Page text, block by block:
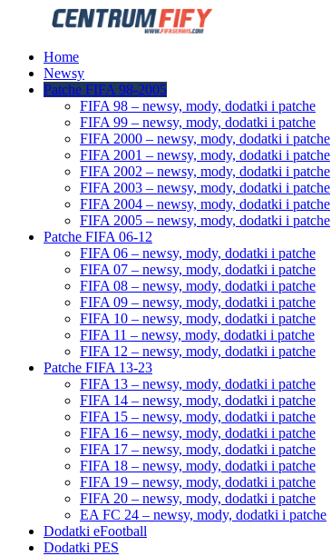
Home
Newsy
Patche FIFA 98-2005
FIFA 98 – newsy, mody, dodatki i patche
FIFA 99 – newsy, mody, dodatki i patche
FIFA 2000 – newsy, mody, dodatki i patche
FIFA 2001 – newsy, mody, dodatki i patche
FIFA 2002 – newsy, mody, dodatki i patche
FIFA 2003 – newsy, mody, dodatki i patche
FIFA 2004 – newsy, mody, dodatki i patche
FIFA 2005 – newsy, mody, dodatki i patche
Patche FIFA 06-12
FIFA 06 – newsy, mody, dodatki i patche
FIFA 07 – newsy, mody, dodatki i patche
FIFA 08 – newsy, mody, dodatki i patche
FIFA 09 – newsy, mody, dodatki i patche
FIFA 10 – newsy, mody, dodatki i patche
FIFA 11 – newsy, mody, dodatki i patche
FIFA 12 – newsy, mody, dodatki i patche
Patche FIFA 13-23
FIFA 13 – newsy, mody, dodatki i patche
FIFA 14 – newsy, mody, dodatki i patche
FIFA 15 – newsy, mody, dodatki i patche
FIFA 16 – newsy, mody, dodatki i patche
FIFA 17 – newsy, mody, dodatki i patche
FIFA 18 – newsy, mody, dodatki i patche
FIFA 19 – newsy, mody, dodatki i patche
FIFA 20 – newsy, mody, dodatki i patche
EA FC 24 – newsy, mody, dodatki i patche
Dodatki eFootball
Dodatki PES